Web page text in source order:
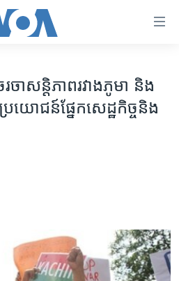
រចា​សន្តិភាព​រវាង​ភូមា ​និង​
យោជន៍​ផ្នែក​សេដ្ឋកិច្ច​និង​